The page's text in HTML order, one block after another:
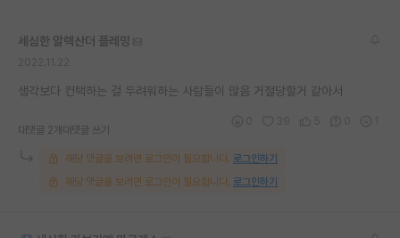
세심한 알렉산더 플레밍
생각보다 컨택하는 걸 두려워하는 사람들이 많음 거절당할거 같아서
대댓글 2개 대댓글 쓰기
해당 댓글을 보려면 로그인이 필요합니다. 로그인하기
해당 댓글을 보려면 로그인이 필요합니다. 로그인하기